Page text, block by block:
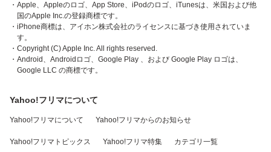
・Apple、Appleのロゴ、App Store、iPodのロゴ、iTunesは、米国および他
国のApple Inc.の登録商標です。
・iPhone商標は、アイホン株式会社のライセンスに基づき使用されていま
す。
・Copyright (C) Apple Inc. All rights reserved.
・Android、Androidロゴ、Google Play 、および Google Play ロゴは、
Google LLC の商標です。
Yahoo!フリマについて
Yahoo!フリマについて Yahoo!フリマからのお知らせ
Yahoo!フリマトピックス Yahoo!フリマ特集 カテゴリ一覧